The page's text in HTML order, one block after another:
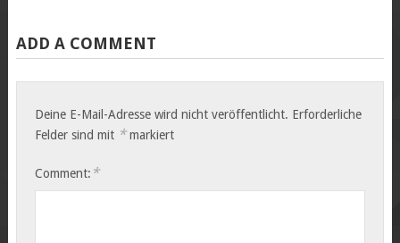
ADD A COMMENT
Deine E-Mail-Adresse wird nicht veröffentlicht. Erforderliche
Felder sind mit *markiert
Comment: *